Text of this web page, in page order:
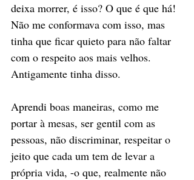
deixa morrer, é isso? O que é que há!
Não me conformava com isso, mas
tinha que ficar quieto para não faltar
com o respeito aos mais velhos.
Antigamente tinha disso.
Aprendi boas maneiras, como me
portar à mesas, ser gentil com as
pessoas, não discriminar, respeitar o
jeito que cada um tem de levar a
própria vida, -o que, realmente não